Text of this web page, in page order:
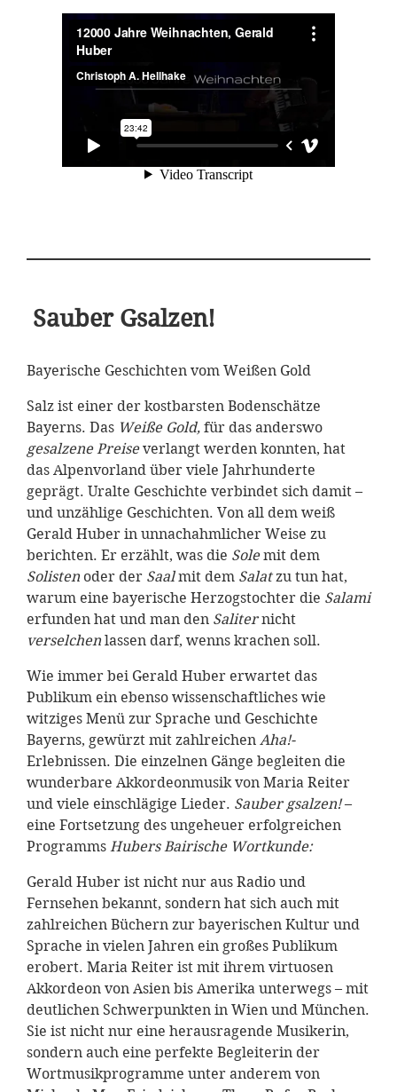
Sauber Gsalzen!
Bayerische Geschichten vom Weißen Gold
Salz ist einer der kostbarsten Bodenschätze
Bayerns. Das Weiße Gold, für das anderswo
gesalzene Preiseverlangt werden konnten, hat
das Alpenvorland über viele Jahrhunderte
geprägt. Uralte Geschichte verbindet sich damit –
und unzählige Geschichten. Von all dem weiß
Gerald Huber in unnachahmlicher Weise zu
berichten. Er erzählt, was die Solemit dem
Solisten oder der Saalmit dem Salatzu tun hat,
warum eine bayerische Herzogstochter die Salami
erfunden hat und man den Saliternicht
verselchen lassen darf, wenns krachen soll.
Wie immer bei Gerald Huber erwartet das
Publikum ein ebenso wissenschaftliches wie
witziges Menü zur Sprache und Geschichte
Bayerns, gewürzt mit zahlreichen Aha!-
Erlebnissen. Die einzelnen Gänge begleiten die
wunderbare Akkordeonmusik von Maria Reiter
und viele einschlägige Lieder. Sauber gsalzen!–
eine Fortsetzung des ungeheuer erfolgreichen
Programms Hubers Bairische Wortkunde:
Gerald Huber ist nicht nur aus Radio und
Fernsehen bekannt, sondern hat sich auch mit
zahlreichen Büchern zur bayerischen Kultur und
Sprache in vielen Jahren ein großes Publikum
erobert. Maria Reiter ist mit ihrem virtuosen
Akkordeon von Asien bis Amerika unterwegs – mit
deutlichen Schwerpunkten in Wien und München.
Sie ist nicht nur eine herausragende Musikerin,
sondern auch eine perfekte Begleiterin der
Wortmusikprogramme unter anderem von